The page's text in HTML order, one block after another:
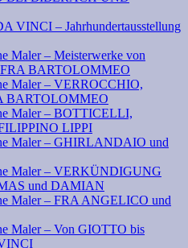
VINCI – Jahrhundertausstellung
Maler – Meisterwerke von
BARTOLOMMEO
Maler – VERROCCHIO,
BARTOLOMMEO
Maler – BOTTICELLI,
LIPPI
Maler – GHIRLANDAIO und
Maler – VERKÜNDIGUNG
und DAMIAN
Maler – FRA ANGELICO und
Maler – Von GIOTTO bis